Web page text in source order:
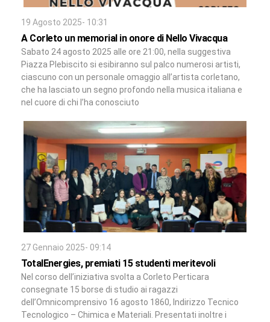
19 Agosto 2025- 10:31
A Corleto un memorial in onore di Nello Vivacqua
Sabato 24 agosto 2025 alle ore 21:00, nella suggestiva
Piazza Plebiscito si esibiranno sul palco numerosi artisti,
ciascuno con un personale omaggio all’artista corletano,
che ha lasciato un segno profondo nella musica italiana e
nel cuore di chi l’ha conosciuto
27 Gennaio 2025- 09:14
TotalEnergies, premiati 15 studenti meritevoli
Nel corso dell’iniziativa svolta a Corleto Perticara
consegnate 15 borse di studio ai ragazzi
dell’Omnicomprensivo 16 agosto 1860, Indirizzo Tecnico
Tecnologico – Chimica e Materiali. Presentati inoltre i